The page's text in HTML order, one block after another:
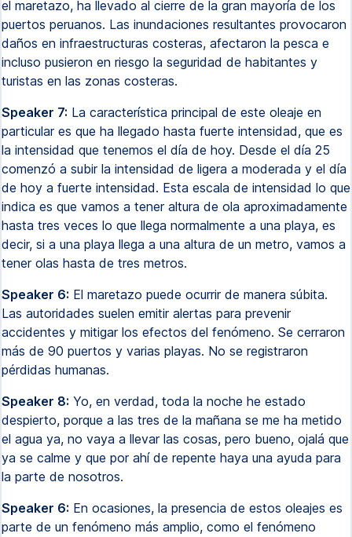
el maretazo, ha llevado al cierre de la gran mayoría de los
puertos peruanos. Las inundaciones resultantes provocaron
daños en infraestructuras costeras, afectaron la pesca e
incluso pusieron en riesgo la seguridad de habitantes y
turistas en las zonas costeras.
Speaker 7: La característica principal de este oleaje en
particular es que ha llegado hasta fuerte intensidad, que es
la intensidad que tenemos el día de hoy. Desde el día 25
comenzó a subir la intensidad de ligera a moderada y el día
de hoy a fuerte intensidad. Esta escala de intensidad lo que
indica es que vamos a tener altura de ola aproximadamente
hasta tres veces lo que llega normalmente a una playa, es
decir, si a una playa llega a una altura de un metro, vamos a
tener olas hasta de tres metros.
Speaker 6: El maretazo puede ocurrir de manera súbita.
Las autoridades suelen emitir alertas para prevenir
accidentes y mitigar los efectos del fenómeno. Se cerraron
más de 90 puertos y varias playas. No se registraron
pérdidas humanas.
Speaker 8: Yo, en verdad, toda la noche he estado
despierto, porque a las tres de la mañana se me ha metido
el agua ya, no vaya a llevar las cosas, pero bueno, ojalá que
ya se calme y que por ahí de repente haya una ayuda para
la parte de nosotros.
Speaker 6: En ocasiones, la presencia de estos oleajes es
parte de un fenómeno más amplio, como el fenómeno